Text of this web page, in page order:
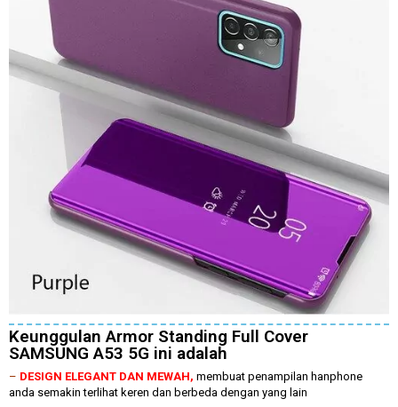
Keunggulan Armor Standing Full Cover
SAMSUNG A53 5G ini adalah
– DESIGN ELEGANT DAN MEWAH, membuat penampilan hanphone
anda semakin terlihat keren dan berbeda dengan yang lain